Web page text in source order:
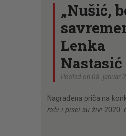
NOVE KNJIGE
OTRGNUTO OD
ZABORAVA
AUTORI
AKTUELNOSTI
„Nušić,
Lenka
Nastasić
Posted on 08. januar
Nagrađena priča na
reči i pisci su živi 2020.